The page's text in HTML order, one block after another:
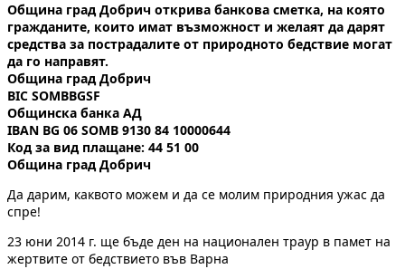
Община град Добрич открива банкова сметка, на която
гражданите, които имат възможност и желаят да дарят
средства за пострадалите от природното бедствие могат
да го направят.
Община град Добрич
BIC SOMBBGSF
Общинска банка АД
IBAN BG 06 SOMB 9130 84 10000644
Код за вид плащане: 44 51 00
Община град Добрич
Да дарим, каквото можем и да се молим природния ужас да
спре!
23 юни 2014 г. ще бъде ден на национален траур в памет на
жертвите от бедствието във Варна